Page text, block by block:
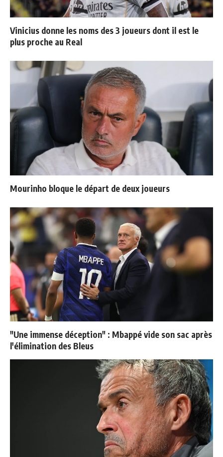
Vinicius donne les noms des 3 joueurs dont il est le
plus proche au Real
Mourinho bloque le départ de deux joueurs
"Une immense déception" : Mbappé vide son sac après
l'élimination des Bleus